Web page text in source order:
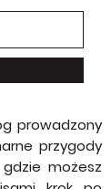
prowadzony
przygody